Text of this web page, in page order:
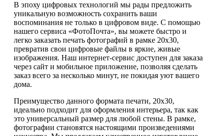
В эпоху цифровых технологий мы рады предложить
уникальную возможность сохранить ваши
воспоминания не только в цифровом виде. С помощью
нашего сервиса «ФотоПочта», вы можете быстро и
легко заказать печать фотографий в рамке 20х30,
превратив свои цифровые файлы в яркие, живые
изображения. Наш интернет-сервис доступен для заказа
через сайт и мобильное приложение, позволяя сделать
заказ всего за несколько минут, не покидая уют вашего
дома.
Преимущество данного формата печати, 20х30,
идеально подходит для оформления интерьера, так как
это универсальный размер для любой стены. В рамке,
фотографии становятся настоящими произведениями